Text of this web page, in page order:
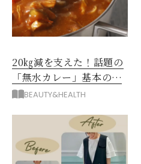
20㎏減を支えた！話題の
「無水カレー」基本の作
り方とおすすめルウ6選
BEAUTY&HEALTH